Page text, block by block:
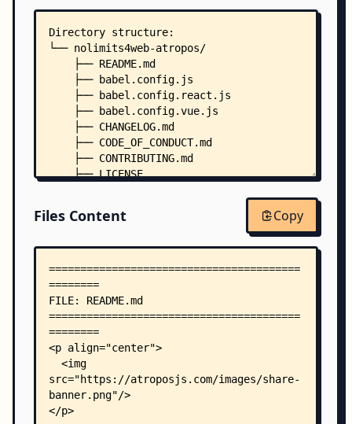
Directory structure:
└── nolimits4web-atropos/
    ├── README.md
    ├── babel.config.js
    ├── babel.config.react.js
    ├── babel.config.vue.js
    ├── CHANGELOG.md
    ├── CODE_OF_CONDUCT.md
    ├── CONTRIBUTING.md
    ├── LICENSE
    ├── .editorconfig
    ├── .eslintrc.js
    ├── .prettierignore
    ├── .prettierrc
    ├── package/
    │   ├── README.md
    │   ├── LICENSE
    │   └── package.json
    ├── playground/
    │   ├── core/
    │   │   ├── index.html
    │   │   └── main.css
Files Content Copy